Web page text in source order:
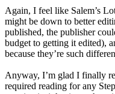
Again, I feel like Salem’s
might be down to better
published, the publisher
budget to getting it edited),
because they’re such
Anyway, I’m glad I finally
required reading for any